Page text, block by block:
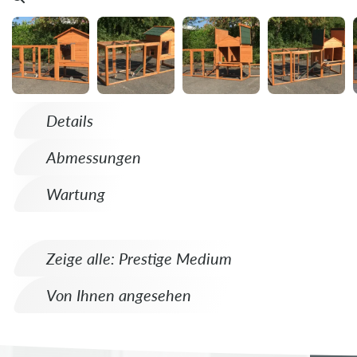
Details
Abmessungen
Wartung
Zeige alle: Prestige Medium
Von Ihnen angesehen